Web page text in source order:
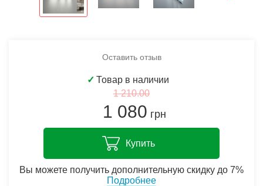
Оставить отзыв
✓ Товар в наличии
1 210.00
1 080 грн
Купить
Вы можете получить дополнительную скидку до 7%
Подробнее